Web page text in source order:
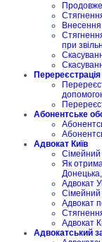
Внесення
при
Абонентське
Адвокат Київ
Сімейний
Як
Адвокат
Сімейний
Адвокат
Адвокат
Адвокатський